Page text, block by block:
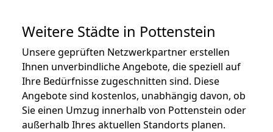
Weitere Städte in Pottenstein
Unsere geprüften Netzwerkpartner erstellen
Ihnen unverbindliche Angebote, die speziell auf
Ihre Bedürfnisse zugeschnitten sind. Diese
Angebote sind kostenlos, unabhängig davon, ob
Sie einen Umzug innerhalb von Pottenstein oder
außerhalb Ihres aktuellen Standorts planen.